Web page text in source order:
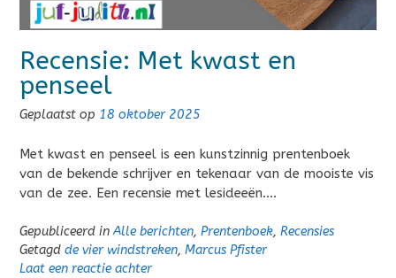
Recensie: Met kwast en
penseel
Geplaatst op 18 oktober 2025
Met kwast en penseel is een kunstzinnig prentenboek
van de bekende schrijver en tekenaar van de mooiste vis
van de zee. Een recensie met lesideeën….
Gepubliceerd inAlle berichten, Prentenboek, Recensies
Getagd de vier windstreken, Marcus Pfister
Laat een reactie achter